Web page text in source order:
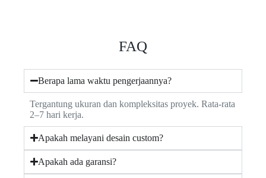
FAQ
Berapa lama waktu pengerjaannya?
Tergantung ukuran dan kompleksitas proyek. Rata-rata
2–7 hari kerja.
Apakah melayani desain custom?
Apakah ada garansi?